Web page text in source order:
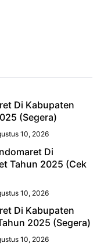
Di Kabupaten
(Segera)
10, 2026
Di
Tahun 2025 (Cek
10, 2026
Di Kabupaten
2025 (Segera)
10, 2026